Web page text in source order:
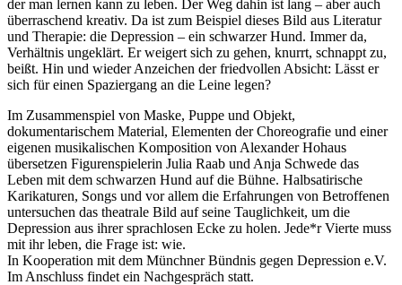
der man lernen kann zu leben. Der Weg dahin ist lang – aber auch
überraschend kreativ. Da ist zum Beispiel dieses Bild aus Literatur
und Therapie: die Depression – ein schwarzer Hund. Immer da,
Verhältnis ungeklärt. Er weigert sich zu gehen, knurrt, schnappt zu,
beißt. Hin und wieder Anzeichen der friedvollen Absicht: Lässt er
sich für einen Spaziergang an die Leine legen?
Im Zusammenspiel von Maske, Puppe und Objekt,
dokumentarischem Material, Elementen der Choreografie und einer
eigenen musikalischen Komposition von Alexander Hohaus
übersetzen Figurenspielerin Julia Raab und Anja Schwede das
Leben mit dem schwarzen Hund auf die Bühne. Halbsatirische
Karikaturen, Songs und vor allem die Erfahrungen von Betroffenen
untersuchen das theatrale Bild auf seine Tauglichkeit, um die
Depression aus ihrer sprachlosen Ecke zu holen. Jede*r Vierte muss
mit ihr leben, die Frage ist: wie.
In Kooperation mit dem Münchner Bündnis gegen Depression e.V.
Im Anschluss findet ein Nachgespräch statt.